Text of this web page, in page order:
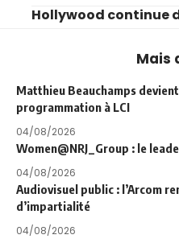
Hollywood continue
Mais
Matthieu Beauchamps
programmation à LCI
04/08/2026
Women@NRJ_Group : le
04/08/2026
Audiovisuel public : l’Arcom
d’impartialité
04/08/2026